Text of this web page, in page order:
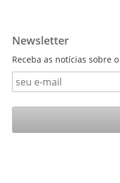
Newsletter
Receba as notícias sobre